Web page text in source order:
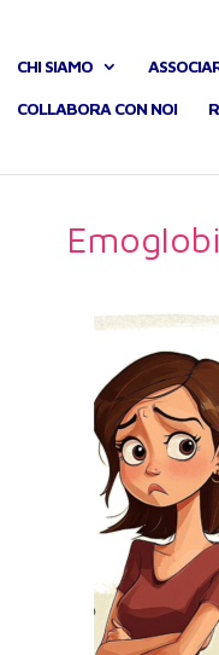
CHI SIAMO
COLLABORA CON NOI